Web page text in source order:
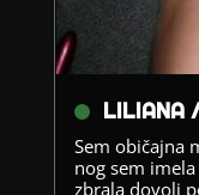
LILIANA
Sem običajna
nog sem
zbrala dovolj